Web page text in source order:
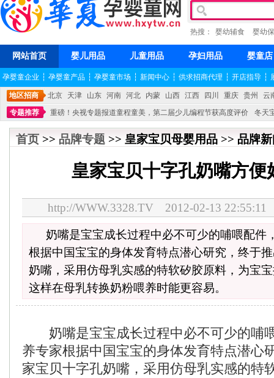
热搜： 婴幼辅食 婴幼
网站首页 婴儿用品 儿童用品 孕妇用品 婴童店
孕婴童企业 ┆ 孕婴童产品 ┆ 孕婴童市场 ┆ 新闻中心 ┆ 供求招商代理 ┆ 开店指导 ┆
地区招商 北京 天津 山东 河南 河北 内蒙 山西 江西 四川 重庆 贵州
云
专题推荐
重磅！央视专题报道童程童美，第二届少儿编程节获高度评价
冬天
不能再单纯地销售产品,而要向增强服务转型,毕竟母婴产品比较特殊。”
妇幼广场
首页 >> 品牌专题 >> 皇家宝贝母婴用品 >> 品牌
皇家宝贝十字孔奶嘴方便
http://WWW.3328.TV 2012-02-13
奶嘴是宝宝成长过程中必不可少的哺喂配件
根据中国宝宝的身体发育特点潜心研究，终于
奶嘴，采用仿母乳实感的特软矽胶原料，为宝
这样在母乳转换奶粉喂养时能更容易。
奶嘴是宝宝成长过程中必不可少的哺
养专家根据中国宝宝的身体发育特点潜心
家宝贝十字孔奶嘴，采用仿母乳实感的特